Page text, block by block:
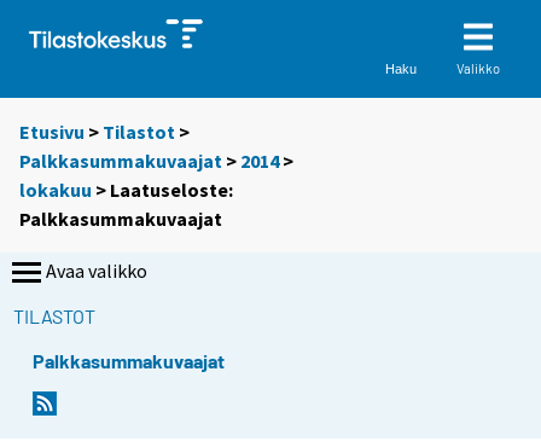
Haku Valikko
Etusivu > Tilastot >
Palkkasummakuvaajat > 2014>
lokakuu > Laatuseloste:
Palkkasummakuvaajat
Avaa valikko
TILASTOT
Palkkasummakuvaajat